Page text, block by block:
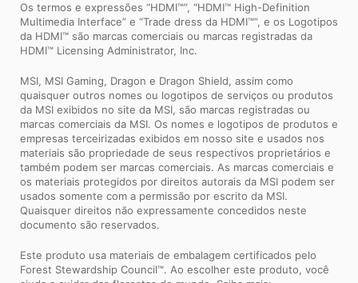
Os termos e expressões “HDMI™”, “HDMI™ High-Definition
Multimedia Interface” e “Trade dress da HDMI™”, e os Logotipos
da HDMI™ são marcas comerciais ou marcas registradas da
HDMI™ Licensing Administrator, Inc.
MSI, MSI Gaming, Dragon e Dragon Shield, assim como
quaisquer outros nomes ou logotipos de serviços ou produtos
da MSI exibidos no site da MSI, são marcas registradas ou
marcas comerciais da MSI. Os nomes e logotipos de produtos e
empresas terceirizadas exibidos em nosso site e usados ​​nos
materiais são propriedade de seus respectivos proprietários e
também podem ser marcas comerciais. As marcas comerciais e
os materiais protegidos por direitos autorais da MSI podem ser
usados ​​somente com a permissão por escrito da MSI.
Quaisquer direitos não expressamente concedidos neste
documento são reservados.
Este produto usa materiais de embalagem certificados pelo
Forest Stewardship Council™. Ao escolher este produto, você